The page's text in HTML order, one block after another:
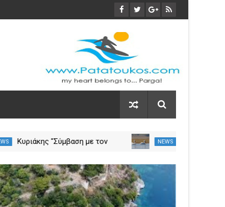
NEWS
Κυριάκης "Σύμβαση με τον
ΕΟΠΥΥ για το Γηροκομείο
χρηματοδότηση της
λειτουργίας του"